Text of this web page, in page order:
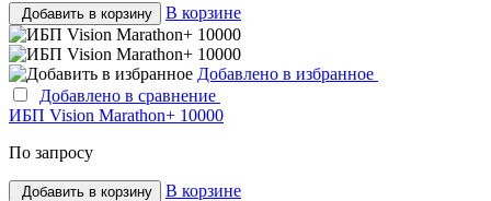
Добавить в корзину В корзине
Добавлено в избранное
Добавлено в сравнение
ИБП Vision Marathon+ 10000
По запросу
Добавить в корзину В корзине